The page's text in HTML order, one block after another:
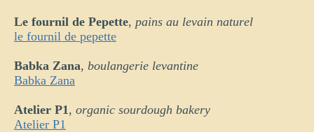
Le fournil de Pepette, pains au levain naturel
le fournil de pepette
Babka Zana, boulangerie levantine
Babka Zana
Atelier P1, organic sourdough bakery
Atelier P1